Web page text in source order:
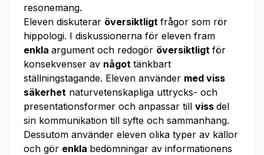
resonemang.
Eleven diskuterar översiktligt frågor som rör
hippologi. I diskussionerna för eleven fram
enkla argument och redogör översiktligt för
konsekvenser av något tänkbart
ställningstagande. Eleven använder med viss
säkerhet naturvetenskapliga uttrycks- och
presentationsformer och anpassar till viss del
sin kommunikation till syfte och sammanhang.
Dessutom använder eleven olika typer av källor
och gör enkla bedömningar av informationens